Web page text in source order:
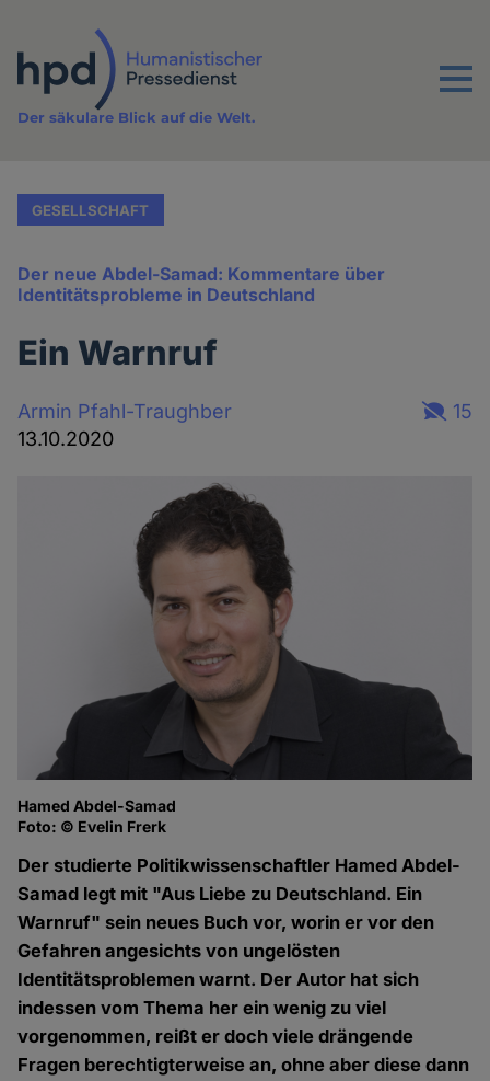
Inhalt
Menu
Der säkulare Blick auf die Welt.
GESELLSCHAFT
Der neue Abdel-Samad: Kommentare über
Identitätsprobleme in Deutschland
Ein Warnruf
Armin Pfahl-Traughber
13.10.2020
15
Hamed Abdel-Samad
Foto: © Evelin Frerk
Der studierte Politikwissenschaftler Hamed Abdel-
Samad legt mit "Aus Liebe zu Deutschland. Ein
Warnruf" sein neues Buch vor, worin er vor den
Gefahren angesichts von ungelösten
Identitätsproblemen warnt. Der Autor hat sich
indessen vom Thema her ein wenig zu viel
vorgenommen, reißt er doch viele drängende
Fragen berechtigterweise an, ohne aber diese dann